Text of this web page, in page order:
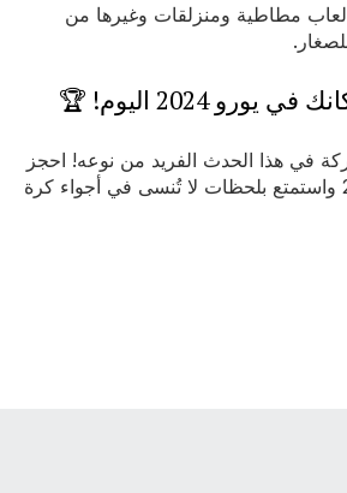
مطاطية ومنزلقات وغيرها من
2024 اليوم! 🏆
في هذا الحدث الفريد من نوعه! احجز
في يورو 2024 واستمتع بلحظات لا تُنسى في أجواء كرة